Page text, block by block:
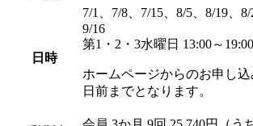
日時
7/1、7/8、7/15、8/5、8/19、8/
9/16
第1・2・3水曜日 13:00～19:00
ホームページからのお申し
日前までとなります。